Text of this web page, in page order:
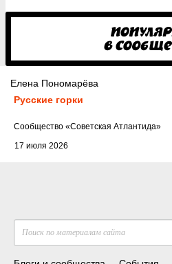
Елена Пономарёва
Русские горки
17 июля 2026
Cообщество «Советская Атлантида»